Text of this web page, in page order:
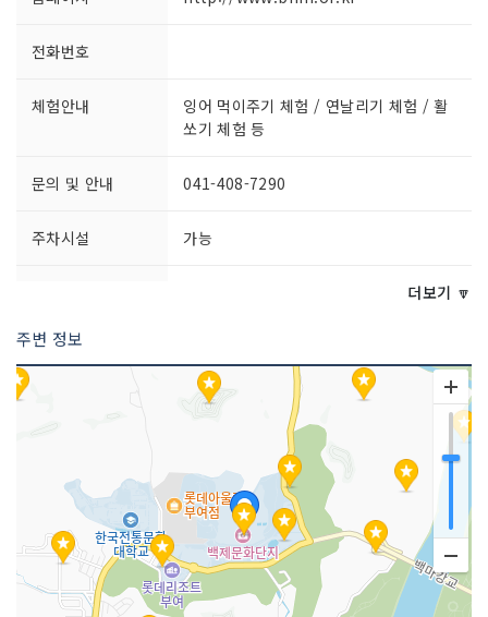
전화번호
체험안내
잉어 먹이주기 체험 / 연날리기 체험 / 활
쏘기 체험 등
문의 및 안내 041-408-7290
주차시설 가능
매주 월요일※ 단, 월요일이 공휴일인 경
이용시간
[3월~10월]- 09:00~18:00[11월~2월]-
09:00~17:00[야간개장]- 하절기 18:00~
22:00- 동절기 17:00~22:00※ 자세한
야간개장 운영일은 연간 운영일정 참고
더보기 🔽
주변 정보